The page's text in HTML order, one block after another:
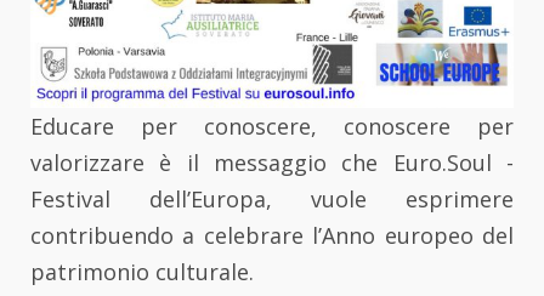
Educare per conoscere, conoscere per
valorizzare è il messaggio che Euro.Soul -
Festival dell’Europa, vuole esprimere
contribuendo a celebrare l’Anno europeo del
patrimonio culturale.